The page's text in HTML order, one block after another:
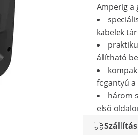
Amperig a
kábelek
állítható
fogantyú
három
első